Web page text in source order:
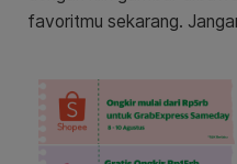
favoritmu sekarang.